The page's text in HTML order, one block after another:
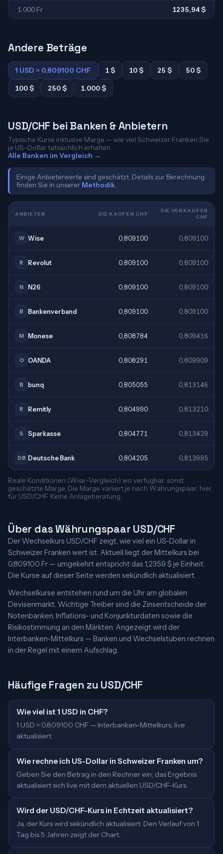
1.000 Fr 1235,94 $
Andere Beträge
1 USD = 0,809100 CHF 1 $ 10 $ 25 $
50 $
100 $
250 $ 1.000 $
USD/CHF bei Banken & Anbietern
Typische Kurse inklusive Marge — wie viel Schweizer Franken Sie
je US-Dollar tatsächlich erhalten.
Alle Banken im Vergleich →
Einige Anbieterwerte sind geschätzt. Details zur Berechnung
finden Sie in unserer Methodik
ANBIETER SIE KAUFEN CHF
SIE VERKAUFEN
CHF
W Wise 0,809100 0,809100
R Revolut 0,809100 0,809100
N N26 0,809100 0,809100
B Bankenverband 0,809100 0,809100
M Monese 0,808784 0,809416
O OANDA 0,808291 0,809909
B bunq 0,805055 0,813146
R Remitly 0,804990 0,813210
S Sparkasse 0,804771 0,813429
DB Deutsche Bank 0,804205 0,813995
Reale Konditionen (Wise-Vergleich) wo verfügbar, sonst
geschätzte Marge. Die Marge variiert je nach Währungspaar; hier
für USD/CHF. Keine Anlageberatung.
Über das Währungspaar USD/CHF
Der Wechselkurs USD/CHF zeigt, wie viel ein US-Dollar in
Schweizer Franken wert ist. Aktuell liegt der Mittelkurs bei
0,809100 Fr — umgekehrt entspricht das 1,2359 $ je Einheit.
Die Kurse auf dieser Seite werden sekündlich aktualisiert.
Wechselkurse entstehen rund um die Uhr am globalen
Devisenmarkt. Wichtige Treiber sind die Zinsentscheide der
Notenbanken, Inflations- und Konjunkturdaten sowie die
Risikostimmung an den Märkten. Angezeigt wird der
Interbanken-Mittelkurs — Banken und Wechselstuben rechnen
in der Regel mit einem Aufschlag.
Häufige Fragen zu USD/CHF
Wie viel ist 1 USD in CHF?
1 USD = 0,809100 CHF — Interbanken-Mittelkurs, live
aktualisiert.
Wie rechne ich US-Dollar in Schweizer Franken um?
Geben Sie den Betrag in den Rechner ein; das Ergebnis
aktualisiert sich live mit dem aktuellen USD/CHF-Kurs.
Wird der USD/CHF-Kurs in Echtzeit aktualisiert?
Ja, der Kurs wird sekündlich aktualisiert. Den Verlauf von 1
Tag bis 5 Jahren zeigt der Chart.